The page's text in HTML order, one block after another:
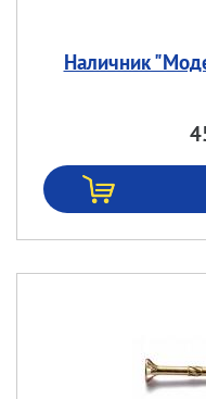
Наличник